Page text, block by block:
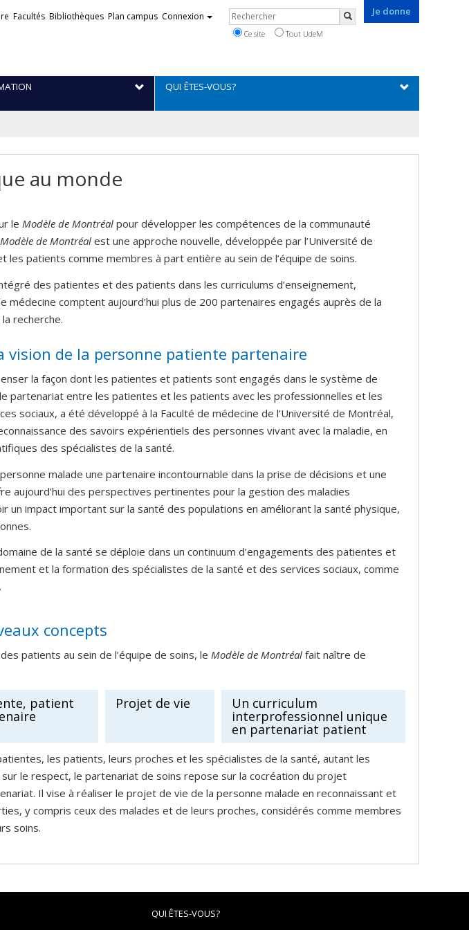
Je donne
Facultés Bibliothèques Plan campus Connexion Rechercher
Ce site Tout UdeM
QUI ÊTES-VOUS?
au monde
le Modèle de Montréal pour développer les compétences de la communauté
Modèle de Montréal est une approche nouvelle, développée par l’Université de
les patients comme membres à part entière au sein de l’équipe de soins.
des patientes et des patients dans les curriculums d’enseignement,
médecine comptent aujourd’hui plus de 200 partenaires engagés auprès de la
recherche.
vision de la personne patiente partenaire
la façon dont les patientes et patients sont engagés dans le système de
partenariat entre les patientes et les patients avec les professionnelles et les
sociaux, a été développé à la Faculté de médecine de l’Université de Montréal,
des savoirs expérientiels des personnes vivant avec la maladie, en
des spécialistes de la santé.
malade une partenaire incontournable dans la prise de décisions et une
aujourd’hui des perspectives pertinentes pour la gestion des maladies
un impact important sur la santé des populations en améliorant la santé physique,
de la santé se déploie dans un continuum d’engagements des patientes et
et la formation des spécialistes de la santé et des services sociaux, comme
concepts
patients au sein de l’équipe de soins, le Modèle de Montréal fait naître de
patient Projet de vie Un curriculum
interprofessionnel unique
en partenariat patient
les patients, leurs proches et les spécialistes de la santé, autant les
le respect, le partenariat de soins repose sur la cocréation du projet
Il vise à réaliser le projet de vie de la personne malade en reconnaissant et
y compris ceux des malades et de leurs proches, considérés comme membres
soins.
QUI ÊTES-VOUS?